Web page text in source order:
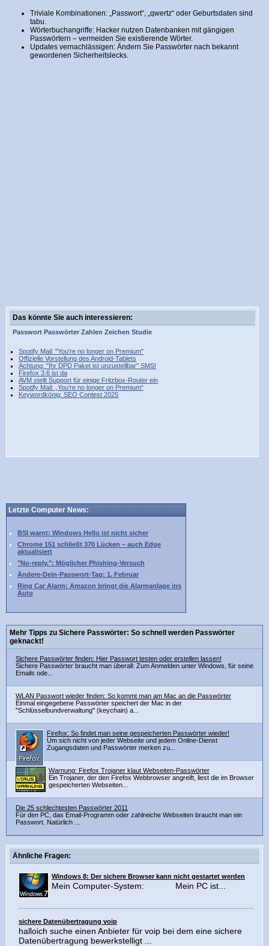
Triviale Kombinationen: „Passwort“, „qwertz“ oder Geburtsdaten sind
tabu.
Wörterbuchangriffe: Hacker nutzen Datenbanken mit gängigen
Passwörtern – vermeiden Sie existierende Wörter.
Updates vernachlässigen: Ändern Sie Passwörter nach bekannt
gewordenen Sicherheitslecks.
Das könnte Sie auch interessieren:
Passwort Passwörter Zahlen Zeichen Studie
Spotify Mail: "You're no longer on Premium"
Offizielle Vorstellung des Android-Tablets
Achtung: "Ihr DPD Paket ist unzustellbar" SMS!
Firefox 3.6 ist da
AVM stellt Support für einige Fritzbox-Router ein
Spotify Mail: „You’re no longer on Premium“
Keywordkönig: SEO Contest 2025
Letzte Computer News:
BSI warnt: Windows Hello ist nicht sicher
Chrome 151 schließt 370 Lücken – auch Edge
aktualisiert
"No-reply.": Möglicher Phishing-Versuch
Ändere-Dein-Passwort-Tag: 1. Februar
Ring Car Alarm: Amazon bringt die Alarmanlage ins
Auto
Mehr Tipps zu Sichere Passwörter: So schnell werden Passwörter
geknackt!
Sichere Passwörter finden: Hier Passwort testen oder erstellen lassen!
Sichere Passwörter braucht man überall: Zum Anmelden unter Windows, für seine
Emails ode...
WLAN Passwort wieder finden: So kommt man am Mac an die Passwörter
Einmal eingegebene Passwörter speichert der Mac in der
"Schlüsselbundverwaltung" (keychain) a...
Firefox: So findet man seine gespeicherten Passwörter wieder!
Um sich nicht von jeder Webseite und jedem Online-Dienst
Zugangsdaten und Passwörter merken zu...
Warnung: Firefox Trojaner klaut Webseiten-Passwörter
Ein Trojaner, der den Firefox Webbrowser angreift, liest die im Browser
gespeicherten Webseiten...
Die 25 schlechtesten Passwörter 2011
Für den PC, das Email-Programm oder zahlreiche Webseiten braucht man ein
Passwort. Natürlich ...
Ähnliche Fragen:
Windows 8: Der sichere Browser kann nicht gestartet werden
Mein Computer-System: Mein PC ist...
sichere Datenübertragung voip
halloich suche einen Anbieter für voip bei dem eine sichere
Datenübertragung bewerkstelligt ...